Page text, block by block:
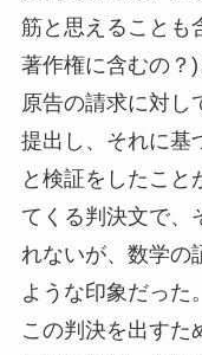
筋と思えることも
著作権に含むの？)
原告の請求に対し
提出し、それに基
と検証をしたこと
てくる判決文で、
れないが、数学の
ような印象だった。
この判決を出すた